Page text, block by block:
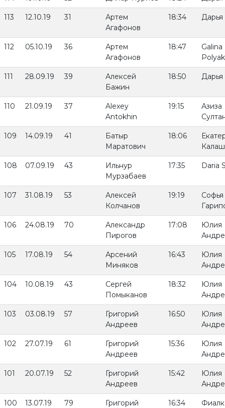
113 12.10.19 31
Артем
Агафонов
18:34
112 05.10.19 36
Артем
Агафонов
18:47
Galina
111 28.09.19 39
Алексей
Бажин
18:50
110 21.09.19 37
Alexey
Antokhin
19:15
Азиза
109 14.09.19 41
Батыр
Маратович
18:06
108 07.09.19 43
Ильнур
Мурзабаев
17:35 Daria
107 31.08.19 53
Алексей
Колчанов
19:19
Софья
106 24.08.19 70
Александр
Пирогов
17:08
Юлия
105 17.08.19 54
Арсений
Миняков
16:43
Юлия
104 10.08.19 43
Сергей
Помыканов
18:32
Юлия
103 03.08.19 57
Григорий
Андреев
16:50
Юлия
102 27.07.19 61
Григорий
Андреев
15:36
Юлия
101 20.07.19 52
Григорий
Андреев
15:42
Юлия
100 13.07.19 79
Григорий
16:34